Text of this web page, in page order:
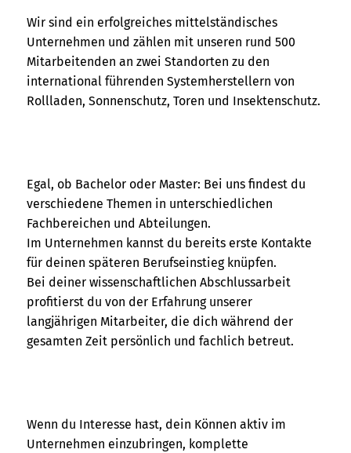
Wir sind ein erfolgreiches mittelständisches
Unternehmen und zählen mit unseren rund 500
Mitarbeitenden an zwei Standorten zu den
international führenden Systemherstellern von
Rollladen, Sonnenschutz, Toren und Insektenschutz.
Egal, ob Bachelor oder Master: Bei uns findest du
verschiedene Themen in unterschiedlichen
Fachbereichen und Abteilungen.
Im Unternehmen kannst du bereits erste Kontakte
für deinen späteren Berufseinstieg knüpfen.
Bei deiner wissenschaftlichen Abschlussarbeit
profitierst du von der Erfahrung unserer
langjährigen Mitarbeiter, die dich während der
gesamten Zeit persönlich und fachlich betreut.
Wenn du Interesse hast, dein Können aktiv im
Unternehmen einzubringen, komplette